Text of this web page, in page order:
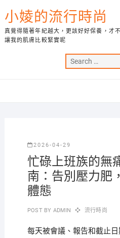
to
content
小婈的流行時尚
真覺得隨著年紀越大，更該好好保養，才
讓我的肌膚比較緊實呢
2026-04-29
忙碌上班族的無
南：告別壓力肥
體態
POST BY ADMIN 流行時尚
每天被會議、報告和截止